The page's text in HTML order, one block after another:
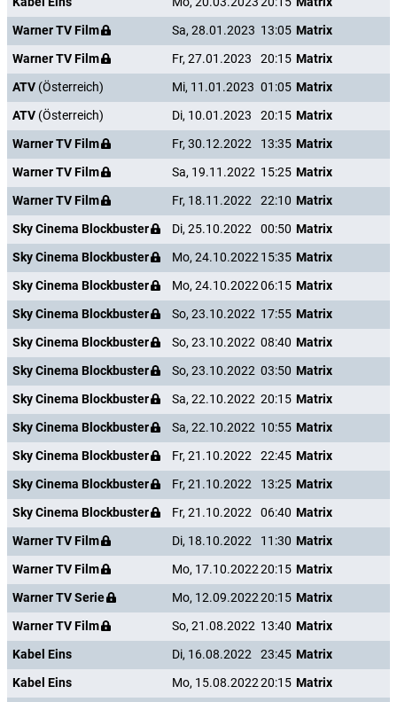
Warner TV Film
Sa, 28.01.2023 13:05 Matrix
Warner TV Film
Fr, 27.01.2023 20:15 Matrix
ATV (Österreich) Mi, 11.01.2023 01:05 Matrix
ATV (Österreich) Di, 10.01.2023 20:15 Matrix
Warner TV Film
Fr, 30.12.2022 13:35 Matrix
Warner TV Film
Sa, 19.11.2022 15:25 Matrix
Warner TV Film
Fr, 18.11.2022 22:10 Matrix
Sky Cinema Blockbuster
Di, 25.10.2022 00:50 Matrix
Sky Cinema Blockbuster
Mo, 24.10.202215:35 Matrix
Sky Cinema Blockbuster
Mo, 24.10.202206:15 Matrix
Sky Cinema Blockbuster
So, 23.10.2022 17:55 Matrix
Sky Cinema Blockbuster
So, 23.10.2022 08:40 Matrix
Sky Cinema Blockbuster
So, 23.10.2022 03:50 Matrix
Sky Cinema Blockbuster
Sa, 22.10.2022 20:15 Matrix
Sky Cinema Blockbuster
Sa, 22.10.2022 10:55 Matrix
Sky Cinema Blockbuster
Fr, 21.10.2022 22:45 Matrix
Sky Cinema Blockbuster
Fr, 21.10.2022 13:25 Matrix
Sky Cinema Blockbuster
Fr, 21.10.2022 06:40 Matrix
Warner TV Film
Di, 18.10.2022 11:30 Matrix
Warner TV Film
Mo, 17.10.202220:15 Matrix
Warner TV Serie
Mo, 12.09.202220:15 Matrix
Warner TV Film
So, 21.08.2022 13:40 Matrix
Kabel Eins
Di, 16.08.2022 23:45 Matrix
Kabel Eins
Mo, 15.08.202220:15 Matrix